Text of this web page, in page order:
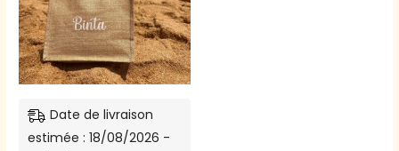
Date de livraison
estimée : 18/08/2026 -
variations.
Les
options
peuvent